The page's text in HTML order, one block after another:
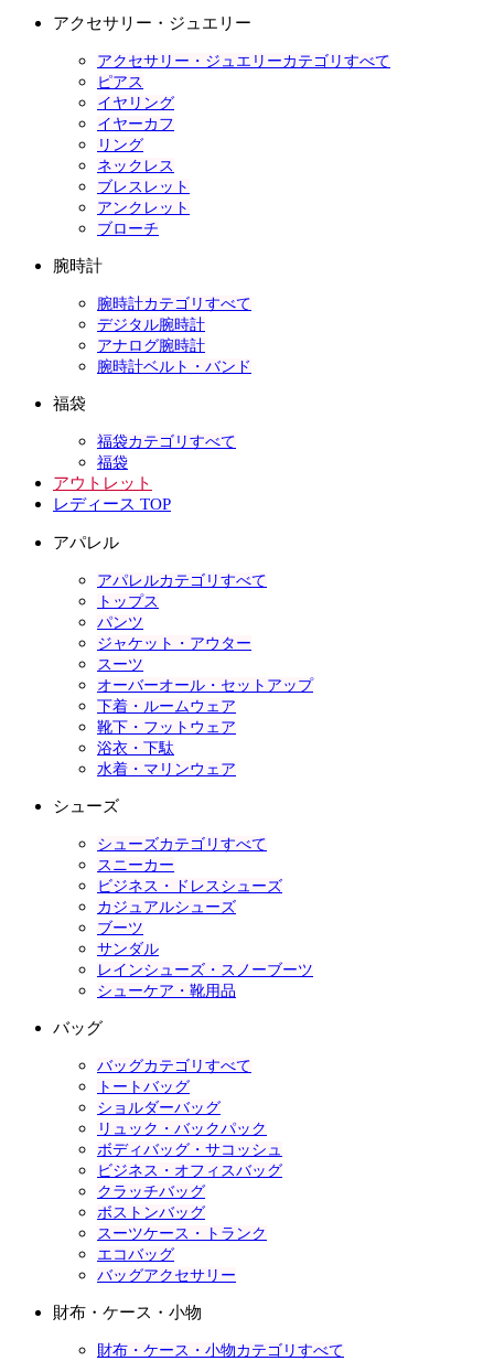
アクセサリー・ジュエリー
アクセサリー・ジュエリーカテゴリすべて
ピアス
イヤリング
イヤーカフ
リング
ネックレス
ブレスレット
アンクレット
ブローチ
腕時計
腕時計カテゴリすべて
デジタル腕時計
アナログ腕時計
腕時計ベルト・バンド
福袋
福袋カテゴリすべて
福袋
アウトレット
レディース TOP
アパレル
アパレルカテゴリすべて
トップス
パンツ
ジャケット・アウター
スーツ
オーバーオール・セットアップ
下着・ルームウェア
靴下・フットウェア
浴衣・下駄
水着・マリンウェア
シューズ
シューズカテゴリすべて
スニーカー
ビジネス・ドレスシューズ
カジュアルシューズ
ブーツ
サンダル
レインシューズ・スノーブーツ
シューケア・靴用品
バッグ
バッグカテゴリすべて
トートバッグ
ショルダーバッグ
リュック・バックパック
ボディバッグ・サコッシュ
ビジネス・オフィスバッグ
クラッチバッグ
ボストンバッグ
スーツケース・トランク
エコバッグ
バッグアクセサリー
財布・ケース・小物
財布・ケース・小物カテゴリすべて